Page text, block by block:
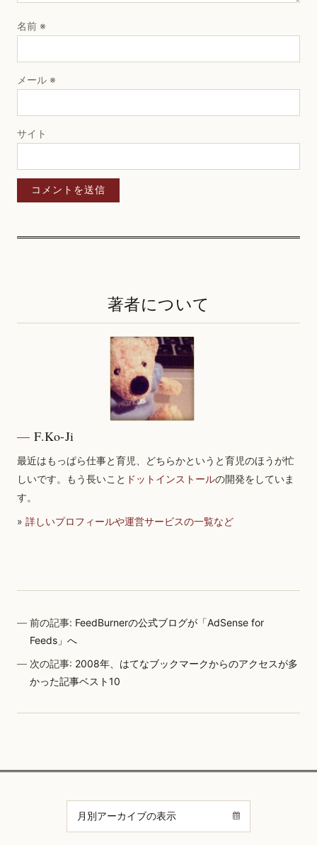
名前 ※
メール ※
サイト
著者について
F.Ko-Ji
最近はもっぱら仕事と育児、どちらかというと育児のほうが忙
しいです。もう長いこと ドットインストールの開発をしていま
す。
» 詳しいプロフィールや運営サービスの一覧など
前の記事: FeedBurnerの公式ブログが「AdSense for
Feeds」へ
次の記事: 2008年、はてなブックマークからのアクセスが多
かった記事ベスト10